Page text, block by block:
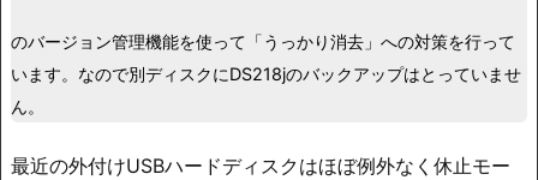
のバージョン管理機能を使って「うっかり消去」への対策を行って
います。なので別ディスクにDS218jのバックアップはとっていませ
ん。
最近の外付けUSBハードディスクはほぼ例外なく休止モー